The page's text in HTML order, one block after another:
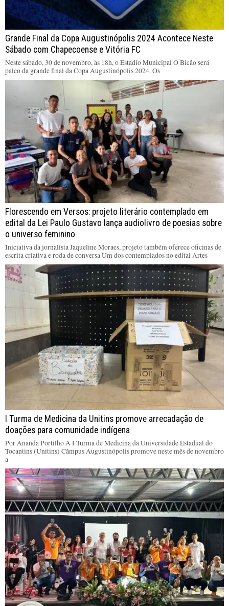
Grande Final da Copa Augustinópolis 2024 Acontece Neste
Sábado com Chapecoense e Vitória FC
Neste sábado, 30 de novembro, às 18h, o Estádio Municipal O Bicão será
palco da grande final da Copa Augustinópolis 2024. Os
Florescendo em Versos: projeto literário contemplado em
edital da Lei Paulo Gustavo lança audiolivro de poesias sobre
o universo feminino
Iniciativa da jornalista Jaqueline Moraes, projeto também oferece oficinas de
escrita criativa e roda de conversa Um dos contemplados no edital Artes
I Turma de Medicina da Unitins promove arrecadação de
doações para comunidade indígena
Por Ananda Portilho A I Turma de Medicina da Universidade Estadual do
Tocantins (Unitins) Câmpus Augustinópolis promove neste mês de novembro
a